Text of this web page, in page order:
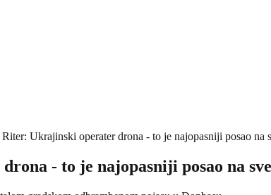
Riter: Ukrajinski operater drona - to je najopasniji posao na
- to je najopasniji posao na